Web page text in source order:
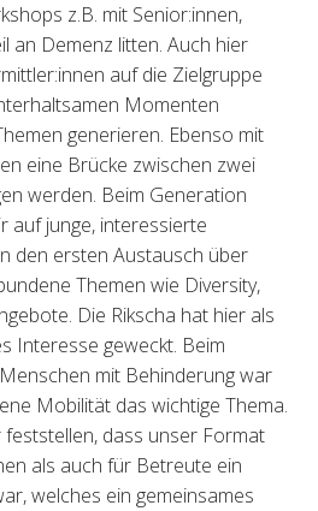
z.B. mit Senior:innen,
an Demenz litten. Auch hier
auf die Zielgruppe
Momenten
generieren. Ebenso mit
eine Brücke zwischen zwei
werden. Beim Generation
auf junge, interessierte
den ersten Austausch über
Themen wie Diversity,
Die Rikscha hat hier als
Interesse geweckt. Beim
mit Behinderung war
Mobilität das wichtige Thema.
dass unser Format
als auch für Betreute ein
welches ein gemeinsames